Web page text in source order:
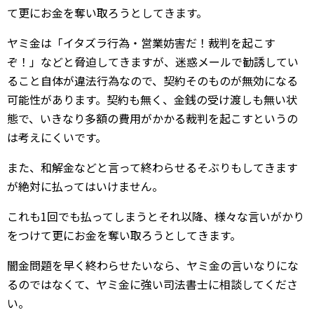
て更にお金を奪い取ろうとしてきます。
ヤミ金は「イタズラ行為・営業妨害だ！裁判を起こす
ぞ！」などと脅迫してきますが、迷惑メールで勧誘してい
ること自体が違法行為なので、契約そのものが無効になる
可能性があります。契約も無く、金銭の受け渡しも無い状
態で、いきなり多額の費用がかかる裁判を起こすというの
は考えにくいです。
また、和解金などと言って終わらせるそぶりもしてきます
が絶対に払ってはいけません。
これも1回でも払ってしまうとそれ以降、様々な言いがかり
をつけて更にお金を奪い取ろうとしてきます。
闇金問題を早く終わらせたいなら、ヤミ金の言いなりにな
るのではなくて、ヤミ金に強い司法書士に相談してくださ
い。